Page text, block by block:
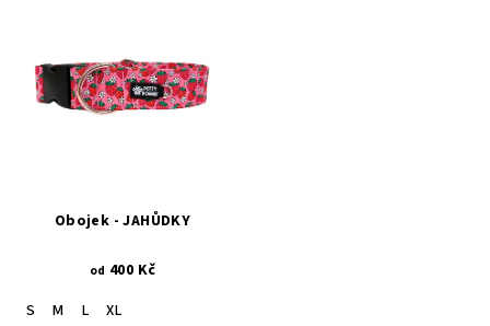
Obojek - JAHŮDKY
od 400 Kč
S
M L
XL